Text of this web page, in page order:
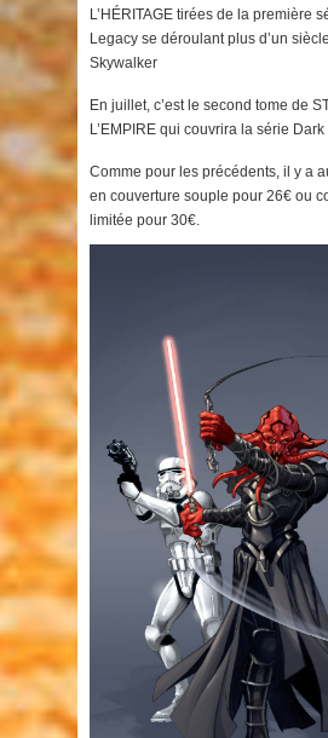
L’HÉRITAGE tirées de la première
Legacy se déroulant plus d’un
Skywalker
En juillet, c’est le second tome de
L’EMPIRE qui couvrira la série
Comme pour les précédents, il y a
en couverture souple pour 26€ ou
limitée pour 30€.